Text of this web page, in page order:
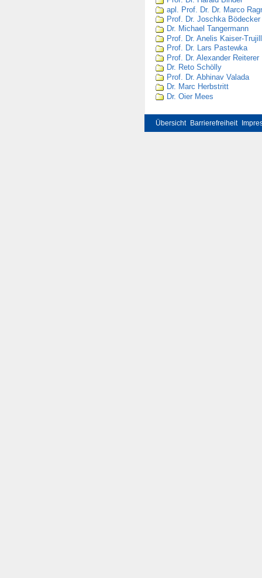
apl. Prof. Dr. Dr. Marco
Prof. Dr. Joschka Bödecker
Dr. Michael Tangermann
Prof. Dr. Anelis Kaiser-
Prof. Dr. Lars Pastewka
Prof. Dr. Alexander Reiterer
Dr. Reto Schölly
Prof. Dr. Abhinav Valada
Dr. Marc Herbstritt
Dr. Oier Mees
Übersicht Barrierefreiheit